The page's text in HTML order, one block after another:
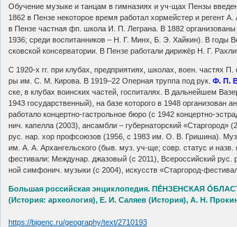
Обу­че­ние му­зы­ке и тан­цам в гим­на­зи­ях и уч-щах Пен­зы
1862 в Пен­зе не­ко­то­рое вре­мя ра­бо­тал хор­мей­стер и ре­гент
в Пен­зе ча­ст­ная фп. шко­ла И. П. Ле­гра­на. В 1882
1936; сре­ди вос­пи­тан­ни­ков – Н. Г. Минх, Б. Э. Хай­кин). В го­ды
сков­ской кон­сер­ва­то­рии. В Пен­зе ра­бо­та­ли ди­ри­жёр Н. Г.
С 1920-х гг. при клу­бах, пред­при­яти­ях, шко­лах, во­ен. час­тях
ры им. С. М. Ки­ро­ва. В 1919–22 Опер­ная труп­па под рук. Ф. П.
ске, в клу­бах во­ин­ских час­тей, гос­пи­та­лях. В даль­ней­шем
1943 го­су­дар­ст­вен­ный), на ба­зе ко­то­ро­го в 1948
ра­бо­та­ло кон­церт­но-га­ст­роль­ное бю­ро (с 1942 кон­церт­но-
нич. ка­пел­ла (2003), ан­самб­ли – гу­бер­на­тор­ский
рус. нар. хор проф­сою­зов (1956, с 1983 им. О. В. Гри­ши­на).
им. А. А. Ар­хан­гель­ско­го (быв. муз. уч-ще; совр. ста­тус и
фес­ти­ва­ли: Ме­ж­ду­нар. джа­зо­вый (с 2011), Все­рос­сий­ский
ной сим­фо­нич. му­зы­ки (с 2004), ис­кусств «Стар­го­род-
Большая российская энциклопедия. ПЕ́НЗЕНСКАЯ
(История: археология), Е. И. Саляев (История), А. Н.
https://bigenc.ru/geography/text/2710193